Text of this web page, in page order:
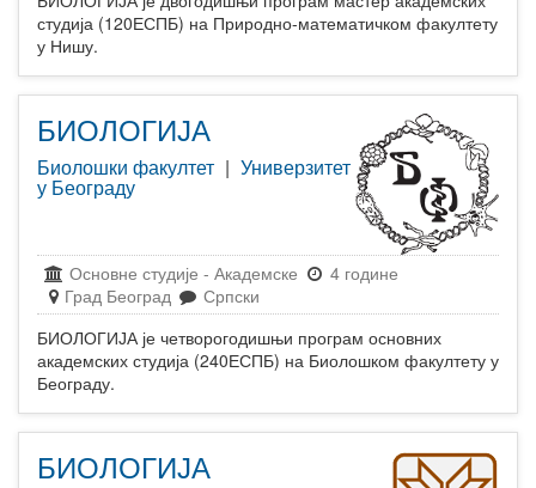
студија (120ЕСПБ) на Природно-математичком факултету
у Нишу.
БИОЛОГИЈА
Биолошки факултет | Универзитет
у Београду
Основне студије - Академске
4 године
Град Београд
Српски
БИОЛОГИЈА је четворогодишњи програм основних
академских студија (240ЕСПБ) на Биолошком факултету у
Београду.
БИОЛОГИЈА